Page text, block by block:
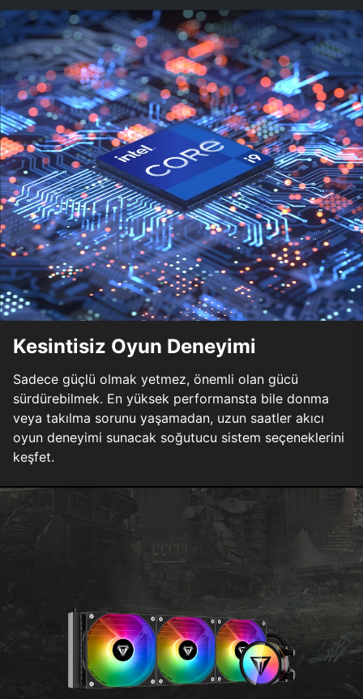
Kesintisiz Oyun Deneyimi
Sadece güçlü olmak yetmez, önemli olan gücü
sürdürebilmek. En yüksek performansta bile donma
veya takılma sorunu yaşamadan, uzun saatler akıcı
oyun deneyimi sunacak soğutucu sistem seçeneklerini
keşfet.